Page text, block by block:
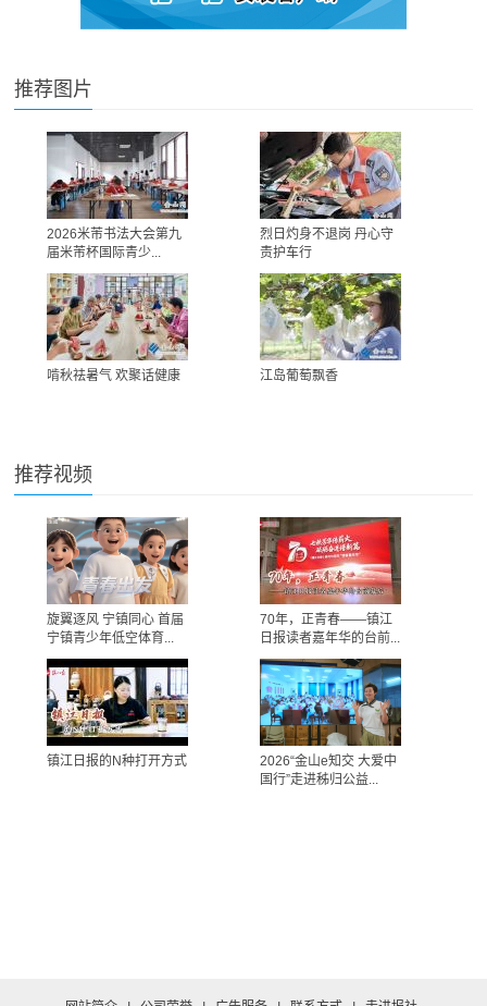
推荐图片
2026米芾书法大会第九
届米芾杯国际青少...
烈日灼身不退岗 丹心守
责护车行
啃秋祛暑气 欢聚话健康 江岛葡萄飘香
推荐视频
旋翼逐风 宁镇同心 首届
宁镇青少年低空体育...
70年，正青春——镇江
日报读者嘉年华的台前...
镇江日报的N种打开方式
2026“金山e知交 大爱中
国行”走进秭归公益...